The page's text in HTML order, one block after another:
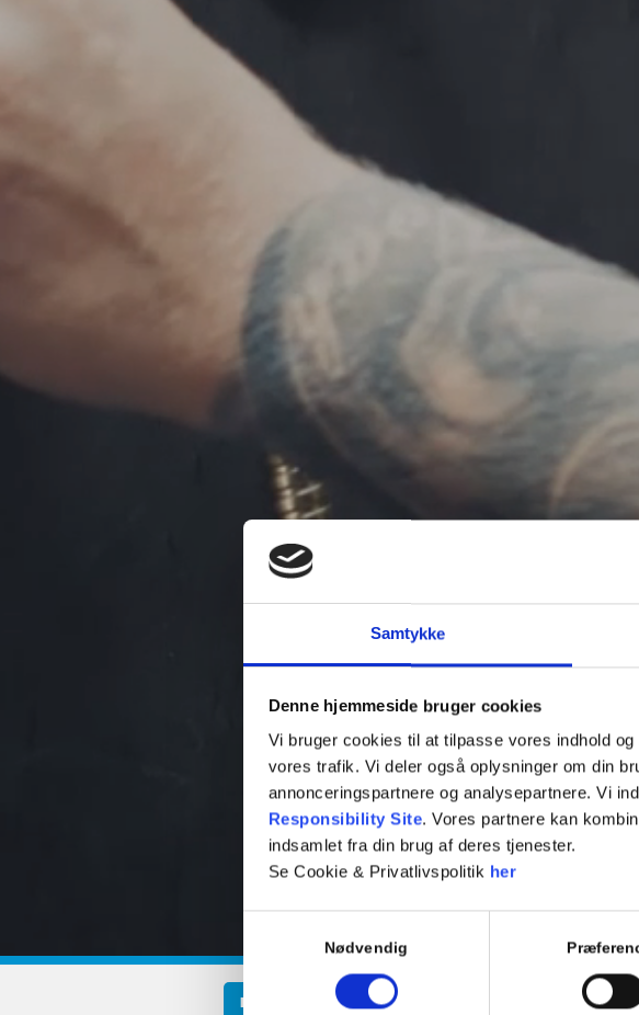
Samtykke
Denne hjemmeside bruger cookies
Vi bruger cookies til at tilpasse vores indhold
vores trafik. Vi deler også oplysninger om din
annonceringspartnere og analysepartnere. Vi
Responsibility Site. Vores partnere kan
indsamlet fra din brug af deres tjenester.
Se Cookie & Privatlivspolitik her
Nødvendig
Installation af bwt anlæg Nyt badeværelse